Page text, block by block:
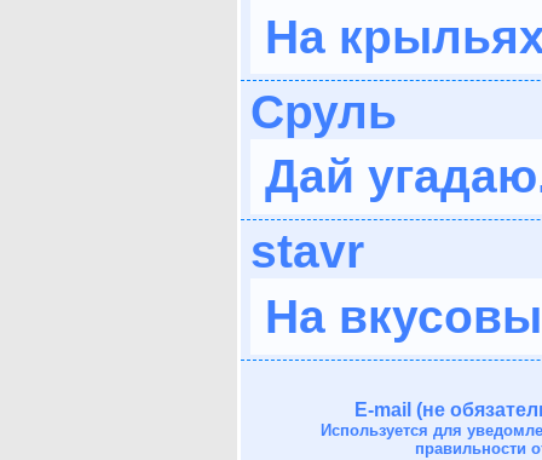
На
Сруль
Дай
stavr
На
E-mail (не
Используется для
правильности